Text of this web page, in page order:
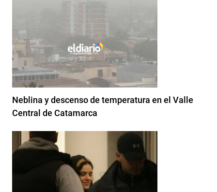
Neblina y descenso de temperatura en el Valle
Central de Catamarca